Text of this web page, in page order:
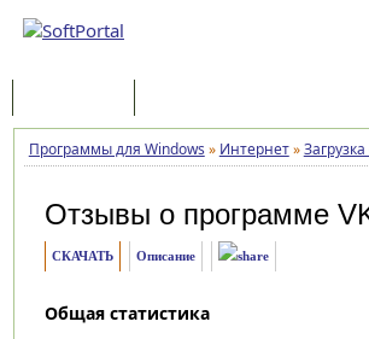
Программы для Windows » Интернет»
Отзывы о программе
СКАЧАТЬ Описание
Общая статистика